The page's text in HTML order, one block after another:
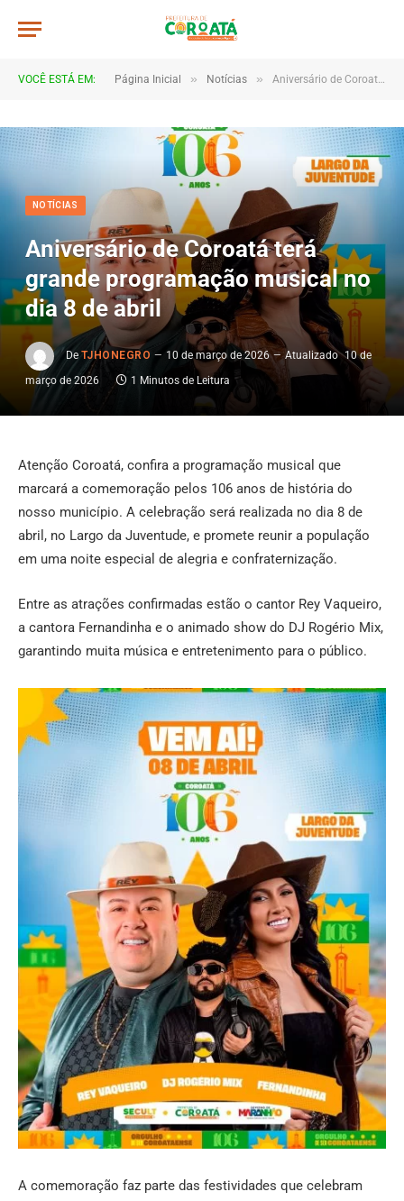
VOCÊ ESTÁ EM: Página Inicial » Notícias » Aniversário de Coroatá terá grande programação musical no dia 8 de abril
NOTÍCIAS
Aniversário de Coroatá terá
grande programação musical no
dia 8 de abril
De TJHONEGRO 10 de março de 2026 Atualizado 10 de
março de 2026
1 Minutos de Leitura
Atenção Coroatá, confira a programação musical que
marcará a comemoração pelos 106 anos de história do
nosso município. A celebração será realizada no dia 8 de
abril, no Largo da Juventude, e promete reunir a população
em uma noite especial de alegria e confraternização.
Entre as atrações confirmadas estão o cantor Rey Vaqueiro,
a cantora Fernandinha e o animado show do DJ Rogério Mix,
garantindo muita música e entretenimento para o público.
A comemoração faz parte das festividades que celebram